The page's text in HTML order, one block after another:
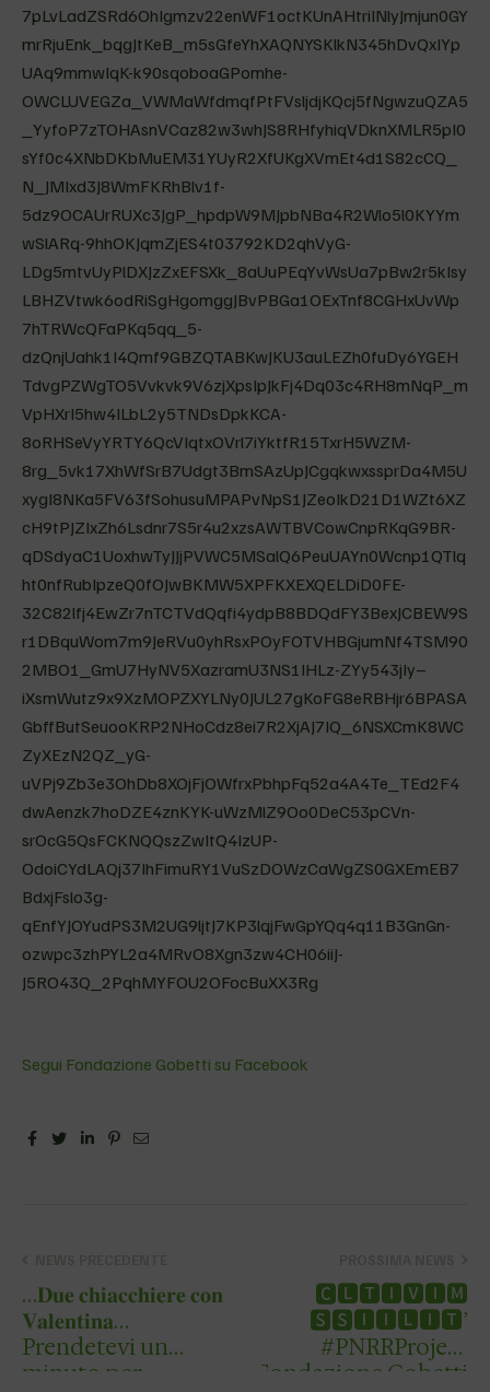
7pLvLadZSRd6OhIgmzv22enWF1octKUnAHtriINlyJmjun0GY
mrRjuEnk_bqgJtKeB_m5sGfeYhXAQNYSKlkN345hDvQxIYp
UAq9mmwIqK-k90sqoboaGPomhe-
OWCLUVEGZa_VWMaWfdmqfPtFVsljdjKQcj5fNgwzuQZA5
_YyfoP7zTOHAsnVCaz82w3whJS8RHfyhiqVDknXMLR5pI0
sYf0c4XNbDKbMuEM31YUyR2XfUKgXVmEt4d1S82cCQ_
N_JMIxd3J8WmFKRhBlv1f-
5dz9OCAUrRUXc3JgP_hpdpW9MJpbNBa4R2Wlo5l0KYYm
wSlARq-9hhOKJqmZjES4t03792KD2qhVyG-
LDg5mtvUyPlDXJzZxEFSXk_8aUuPEqYvWsUa7pBw2r5kIsy
LBHZVtwk6odRiSgHgomggJBvPBGa1OExTnf8CGHxUvWp
7hTRWcQFaPKq5qq_5-
dzQnjUahk1I4Qmf9GBZQTABKwJKU3auLEZh0fuDy6YGEH
TdvgPZWgTO5Vvkvk9V6zjXpsIpJkFj4Dq03c4RH8mNqP_m
VpHXrI5hw4ILbL2y5TNDsDpkKCA-
8oRHSeVyYRTY6QcVIqtxOVrl7iYktfR15TxrH5WZM-
8rg_5vk17XhWfSrB7Udgt3BmSAzUpJCgqkwxssprDa4M5U
xygI8NKa5FV63fSohusuMPAPvNpS1JZeoIkD21D1WZt6XZ
cH9tPJZIxZh6Lsdnr7S5r4u2xzsAWTBVCowCnpRKqG9BR-
qDSdyaC1UoxhwTyJJjPVWC5MSalQ6PeuUAYn0Wcnp1QTlq
ht0nfRubIpzeQ0fOJwBKMW5XPFKXEXQELDiD0FE-
32C82lfj4EwZr7nTCTVdQqfi4ydpB8BDQdFY3BexJCBEW9S
r1DBquWom7m9JeRVu0yhRsxPOyFOTVHBGjumNf4TSM90
2MBO1_GmU7HyNV5XazramU3NS1IHLz-ZYy543jIy–
iXsmWutz9x9XzMOPZXYLNy0JUL27gKoFG8eRBHjr6BPASA
GbffButSeuooKRP2NHoCdz8ei7R2XjAJ7IQ_6NSXCmK8WC
ZyXEzN2QZ_yG-
uVPj9Zb3e3OhDb8XOjFjOWfrxPbhpFq52a4A4Te_TEd2F4
dwAenzk7hoDZE4znKYK-uWzMlZ9Oo0DeC53pCVn-
srOcG5QsFCKNQQszZwItQ4IzUP-
OdoiCYdLAQj37IhFimuRY1VuSzDOWzCaWgZS0GXEmEB7
BdxjFslo3g-
qEnfYJOYudPS3M2UG9ljtJ7KP3lqjFwGpYQq4q11B3GnGn-
ozwpc3zhPYL2a4MRvO8Xgn3zw4CH06iiJ-
J5RO43Q_2PqhMYFOU2OFocBuXX3Rg
Segui Fondazione Gobetti su Facebook
FacebookTwitterLinkedinPinterest
Email
…𝐃𝐮𝐞 𝐜𝐡𝐢𝐚𝐜𝐜𝐡𝐢𝐞𝐫𝐞 𝐜𝐨𝐧
𝐕𝐚𝐥𝐞𝐧𝐭𝐢𝐧𝐚…
Prendetevi un
minuto per
🅲🅻🆃🅸🆅🅸🅼
🆂🆂🅸🅸🅻🅸🆃’
#PNRRProject
Fondazione Gobetti